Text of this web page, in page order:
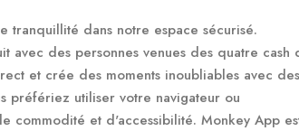
tranquillité dans notre espace sécurisé.
des personnes venues des quatre cash
et crée des moments inoubliables avec des
préfériez utiliser votre navigateur ou
commodité et d'accessibilité. Monkey App